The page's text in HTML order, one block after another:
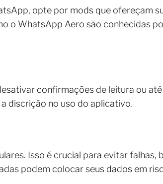
opte por mods que ofereçam
o WhatsApp Aero são conhecidas
confirmações de leitura ou
discrição no uso do aplicativo.
Isso é crucial para evitar falhas,
podem colocar seus dados em